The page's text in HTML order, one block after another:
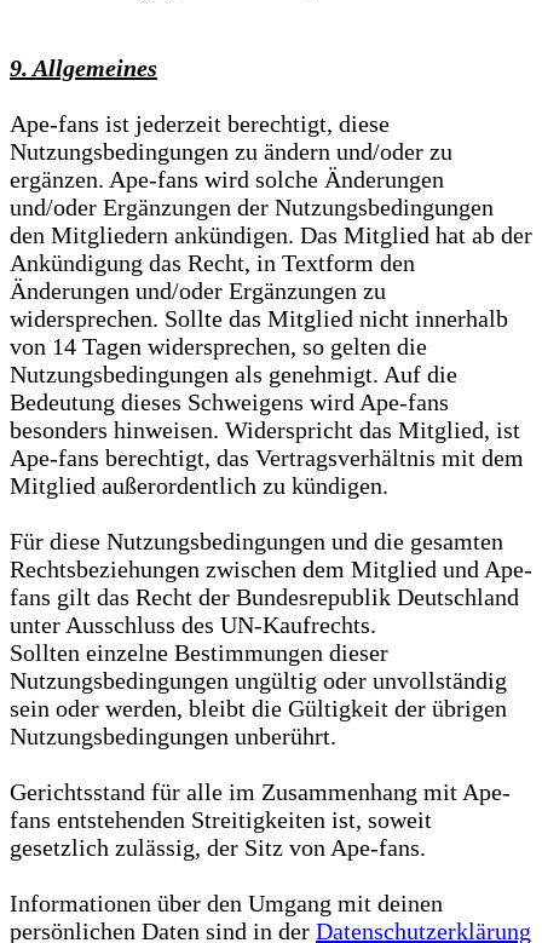
9. Allgemeines
Ape-fans ist jederzeit berechtigt, diese
Nutzungsbedingungen zu ändern und/oder zu
ergänzen. Ape-fans wird solche Änderungen
und/oder Ergänzungen der Nutzungsbedingungen
den Mitgliedern ankündigen. Das Mitglied hat ab der
Ankündigung das Recht, in Textform den
Änderungen und/oder Ergänzungen zu
widersprechen. Sollte das Mitglied nicht innerhalb
von 14 Tagen widersprechen, so gelten die
Nutzungsbedingungen als genehmigt. Auf die
Bedeutung dieses Schweigens wird Ape-fans
besonders hinweisen. Widerspricht das Mitglied, ist
Ape-fans berechtigt, das Vertragsverhältnis mit dem
Mitglied außerordentlich zu kündigen.
Für diese Nutzungsbedingungen und die gesamten
Rechtsbeziehungen zwischen dem Mitglied und Ape-
fans gilt das Recht der Bundesrepublik Deutschland
unter Ausschluss des UN-Kaufrechts.
Sollten einzelne Bestimmungen dieser
Nutzungsbedingungen ungültig oder unvollständig
sein oder werden, bleibt die Gültigkeit der übrigen
Nutzungsbedingungen unberührt.
Gerichtsstand für alle im Zusammenhang mit Ape-
fans entstehenden Streitigkeiten ist, soweit
gesetzlich zulässig, der Sitz von Ape-fans.
Informationen über den Umgang mit deinen
persönlichen Daten sind in der Datenschutzerklärung